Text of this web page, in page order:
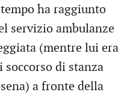
ha raggiunto
servizio ambulanze
(mentre lui era
di stanza
a fronte della